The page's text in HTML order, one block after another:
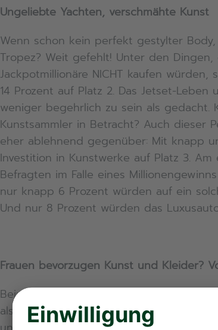
Ungeliebte Yachten, verschmähte Kunst
Wenn schon kein perfekt gestylter
Tropez? Weit gefehlt! Unter den
Jackpotmillionäre NICHT kaufen
14 Prozent auf Platz 2. Das Jetset-
weniger begehrlich zu sein als gedacht.
Kunstsammler in Betracht? Auch dieser
eher ablehnend gegenüber: Mit knapp
Investition in Kunstwerke auf Platz 3.
Befragten im Falle eines
nur knapp 6 Prozent würden auf ein
Und nur 8 Prozent würden das
Frauen bevorzugen Kunst und Kleider?
Beim Thema Schönheits-OP zeigen sich
als Männer: 36 Prozent würden sich